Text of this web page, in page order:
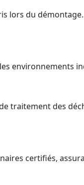
lors du
environnements
traitement des
certifiés,